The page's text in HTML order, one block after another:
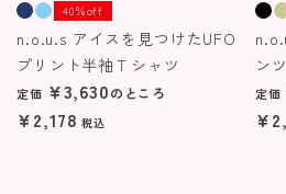
40％off
n.o.u.s アイスを見つけたUFO
プリント半袖Ｔシャツ
定価 ¥3,630のところ
¥2,178 税込
ンツ
定価
¥